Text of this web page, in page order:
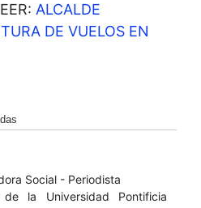
ALCALDE
DE VUELOS EN
Social - Periodista
de la Universidad Pontificia